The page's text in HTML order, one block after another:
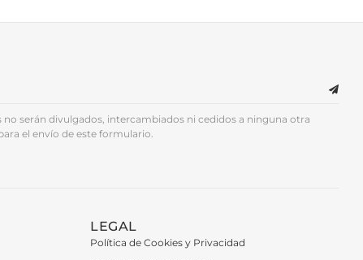
serán divulgados, intercambiados ni cedidos a ninguna otra
el envío de este formulario.
LEGAL
Política de Cookies y Privacidad